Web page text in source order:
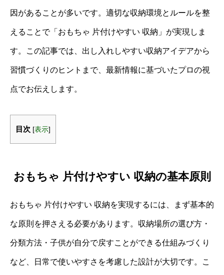
因があることが多いです。適切な収納環境とルールを整
えることで「おもちゃ 片付けやすい 収納」が実現しま
す。この記事では、出し入れしやすい収納アイデアから
習慣づくりのヒントまで、最新情報に基づいたプロの視
点でお伝えします。
目次 [表示]
おもちゃ 片付けやすい 収納の基本原則
おもちゃ 片付けやすい 収納を実現するには、まず基本的
な原則を押さえる必要があります。収納場所の選び方・
分類方法・子供が自分で戻すことができる仕組みづくり
など、日常で使いやすさを考慮した設計が大切です。こ